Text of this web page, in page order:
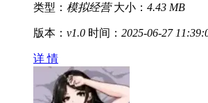
类型： 模拟经营 大小： 4.43 MB
版本： v1.0 时间： 2025-06-27
详 情